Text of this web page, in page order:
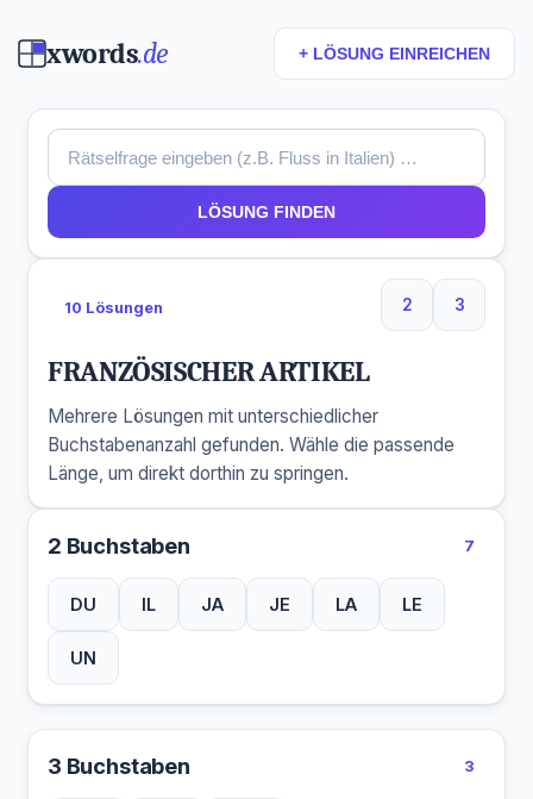
xwords.de + LÖSUNG EINREICHEN
LÖSUNG FINDEN
10 Lösungen 2
2 Buchstaben
3
3
FRANZÖSISCHER ARTIKEL
Mehrere Lösungen mit unterschiedlicher
Buchstabenanzahl gefunden. Wähle die passende
Länge, um direkt dorthin zu springen.
2 Buchstaben 7
DU IL JA JE LA LE
UN
3 Buchstaben 3